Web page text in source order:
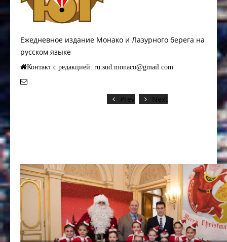
Ежедневное издание Монако и Лазурного берега на
русском языке
Контакт с редакцией: ru.sud.monaco@gmail.com
Prev Next